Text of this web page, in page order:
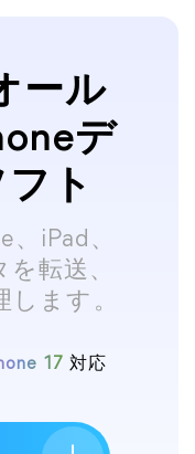
ール
デ
ト
iPad、
転送、
ます。
17 対応